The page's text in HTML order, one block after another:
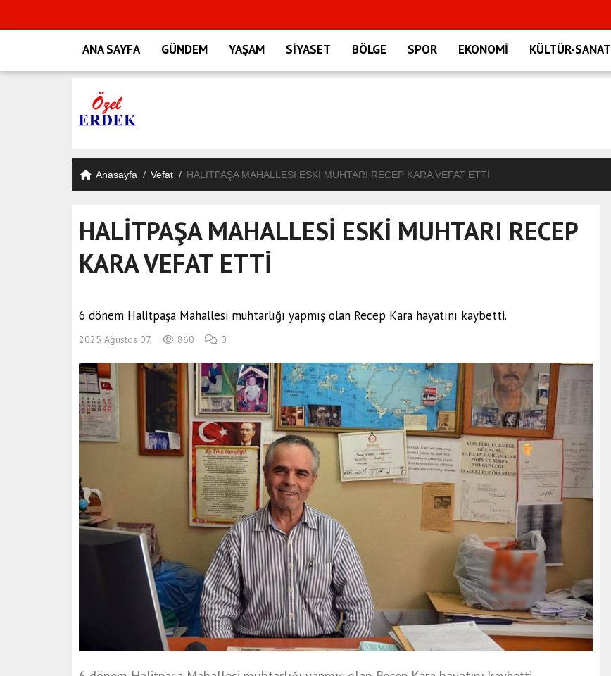
ANA SAYFA GÜNDEM YAŞAM SİYASET BÖLGE SPOR EKONOMİ KÜLTÜR-SANAT
Anasayfa Vefat HALİTPAŞA MAHALLESİ ESKİ MUHTARI RECEP KARA VEFAT ETTİ
HALİTPAŞA MAHALLESİ ESKİ MUHTARI RECEP
KARA VEFAT ETTİ
6 dönem Halitpaşa Mahallesi muhtarlığı yapmış olan Recep Kara hayatını kaybetti.
2025 Ağustos 07, 860 0